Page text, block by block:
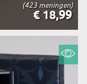
(423 meningen)
€ 18,99